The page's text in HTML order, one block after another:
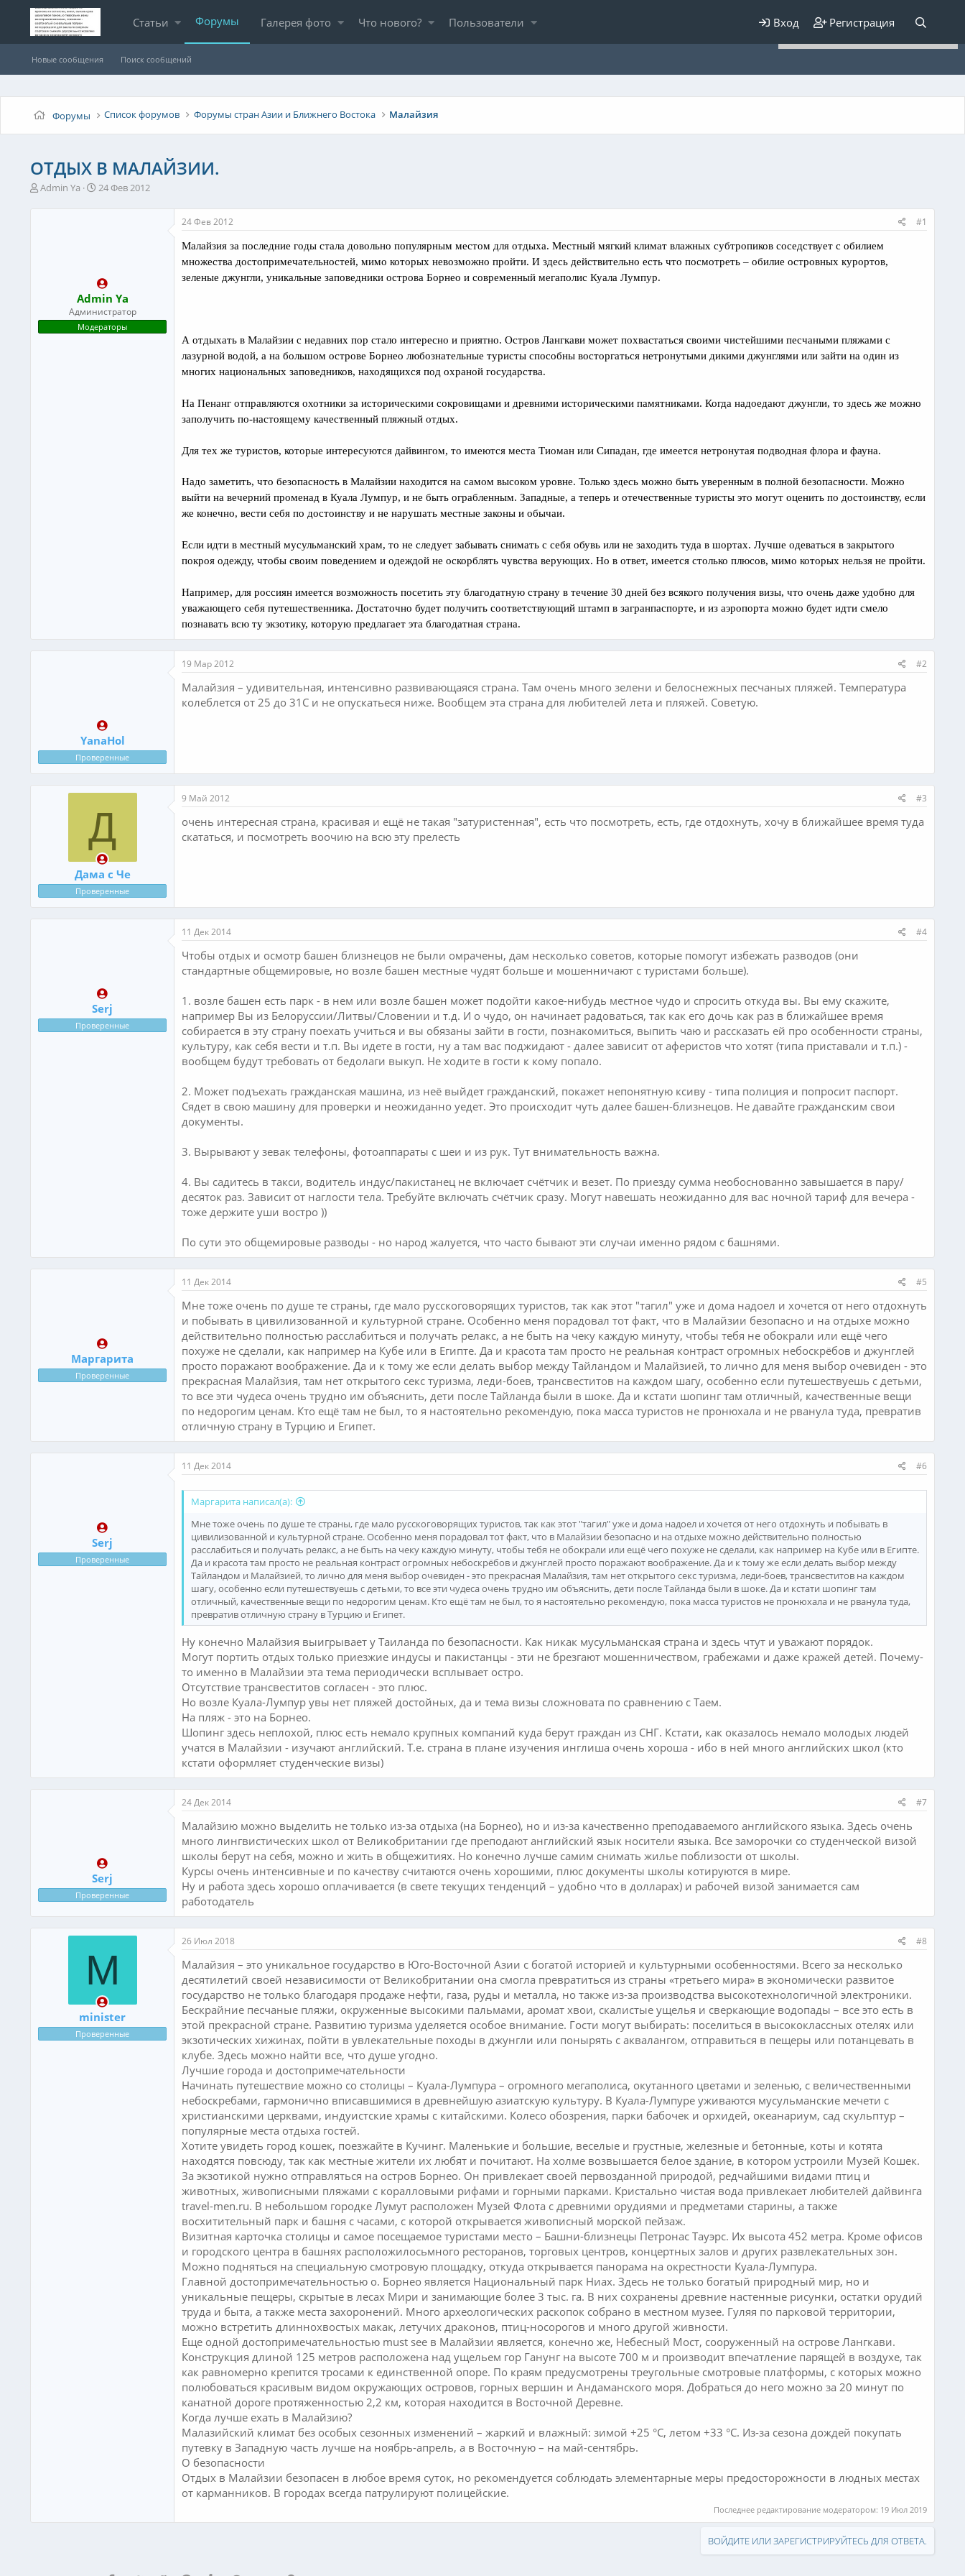
Статьи Форумы Галерея фото Что нового? Пользователи Вход Регистрация
Новые сообщения Поиск сообщений
Форумы Список форумов Форумы стран Азии и Ближнего Востока Малайзия
ОТДЫХ В МАЛАЙЗИИ.
А
т
Admin Ya
Д
т
а
л
а
24 Фев 2012
Admin Ya
Администратор
Модераторы
24 Фев 2012 #1
Малайзия за последние годы стала довольно популярным местом для отдыха. Местный мягкий климат влажных субтропиков соседствует с обилием
множества достопримечательностей, мимо которых невозможно пройти. И здесь действительно есть что посмотреть – обилие островных курортов,
зеленые джунгли, уникальные заповедники острова Борнео и современный мегаполис Куала Лумпур.
А отдыхать в Малайзии с недавних пор стало интересно и приятно. Остров Лангкави может похвастаться своими чистейшими песчаными пляжами с
лазурной водой, а на большом острове Борнео любознательные туристы способны восторгаться нетронутыми дикими джунглями или зайти на один из
многих национальных заповедников, находящихся под охраной государства.
На Пенанг отправляются охотники за историческими сокровищами и древними историческими памятниками. Когда надоедают джунгли, то здесь же можно
заполучить по-настоящему качественный пляжный отдых.
Для тех же туристов, которые интересуются дайвингом, то имеются места Тиоман или Сипадан, где имеется нетронутая подводная флора и фауна.
Надо заметить, что безопасность в Малайзии находится на самом высоком уровне. Только здесь можно быть уверенным в полной безопасности. Можно
выйти на вечерний променад в Куала Лумпур, и не быть ограбленным. Западные, а теперь и отечественные туристы это могут оценить по достоинству, если
же конечно, вести себя по достоинству и не нарушать местные законы и обычаи.
Если идти в местный мусульманский храм, то не следует забывать снимать с себя обувь или не заходить туда в шортах. Лучше одеваться в закрытого
покроя одежду, чтобы своим поведением и одеждой не оскорблять чувства верующих. Но в ответ, имеется столько плюсов, мимо которых нельзя не пройти.
Например, для россиян имеется возможность посетить эту благодатную страну в течение 30 дней без всякого получения визы, что очень даже удобно для
уважающего себя путешественника. Достаточно будет получить соответствующий штамп в загранпаспорте, и из аэропорта можно будет идти смело
познавать всю ту экзотику, которую предлагает эта благодатная страна.
YanaHol
Проверенные
19 Мар 2012 #2
Малайзия – удивительная, интенсивно развивающаяся страна. Там очень много зелени и белоснежных песчаных пляжей. Температура
колеблется от 25 до 31С и не опускатьеся ниже. Вообщем эта страна для любителей лета и пляжей. Советую.
Д
Дама с Че
Проверенные
9 Май 2012 #3
очень интересная страна, красивая и ещё не такая "затуристенная", есть что посмотреть, есть, где отдохнуть, хочу в ближайшее время туда
скататься, и посмотреть воочию на всю эту прелесть
Serj
Проверенные
11 Дек 2014 #4
Чтобы отдых и осмотр башен близнецов не были омрачены, дам несколько советов, которые помогут избежать разводов (они
стандартные общемировые, но возле башен местные чудят больше и мошенничают с туристами больше).
1. возле башен есть парк - в нем или возле башен может подойти какое-нибудь местное чудо и спросить откуда вы. Вы ему скажите,
например Вы из Белоруссии/Литвы/Словении и т.д. И о чудо, он начинает радоваться, так как его дочь как раз в ближайшее время
собирается в эту страну поехать учиться и вы обязаны зайти в гости, познакомиться, выпить чаю и рассказать ей про особенности страны,
культуру, как себя вести и т.п. Вы идете в гости, ну а там вас поджидают - далее зависит от аферистов что хотят (типа приставали и т.п.) -
вообщем будут требовать от бедолаги выкуп. Не ходите в гости к кому попало.
2. Может подъехать гражданская машина, из неё выйдет гражданский, покажет непонятную ксиву - типа полиция и попросит паспорт.
Сядет в свою машину для проверки и неожиданно уедет. Это происходит чуть далее башен-близнецов. Не давайте гражданским свои
документы.
3. Вырывают у зевак телефоны, фотоаппараты с шеи и из рук. Тут внимательность важна.
4. Вы садитесь в такси, водитель индус/пакистанец не включает счётчик и везет. По приезду сумма необоснованно завышается в пару/
десяток раз. Зависит от наглости тела. Требуйте включать счётчик сразу. Могут навешать неожиданно для вас ночной тариф для вечера -
тоже держите уши востро ))
По сути это общемировые разводы - но народ жалуется, что часто бывают эти случаи именно рядом с башнями.
Маргарита
Проверенные
11 Дек 2014 #5
Мне тоже очень по душе те страны, где мало русскоговорящих туристов, так как этот "тагил" уже и дома надоел и хочется от него отдохнуть
и побывать в цивилизованной и культурной стране. Особенно меня порадовал тот факт, что в Малайзии безопасно и на отдыхе можно
действительно полностью расслабиться и получать релакс, а не быть на чеку каждую минуту, чтобы тебя не обокрали или ещё чего
похуже не сделали, как например на Кубе или в Египте. Да и красота там просто не реальная контраст огромных небоскрёбов и джунглей
просто поражают воображение. Да и к тому же если делать выбор между Тайландом и Малайзией, то лично для меня выбор очевиден - это
прекрасная Малайзия, там нет открытого секс туризма, леди-боев, трансвеститов на каждом шагу, особенно если путешествуешь с детьми,
то все эти чудеса очень трудно им объяснить, дети после Тайланда были в шоке. Да и кстати шопинг там отличный, качественные вещи
по недорогим ценам. Кто ещё там не был, то я настоятельно рекомендую, пока масса туристов не пронюхала и не рванула туда, превратив
отличную страну в Турцию и Египет.
Serj
Проверенные
11 Дек 2014 #6
Маргарита написал(а):
Мне тоже очень по душе те страны, где мало русскоговорящих туристов, так как этот "тагил" уже и дома надоел и хочется от него отдохнуть и побывать в
цивилизованной и культурной стране. Особенно меня порадовал тот факт, что в Малайзии безопасно и на отдыхе можно действительно полностью
расслабиться и получать релакс, а не быть на чеку каждую минуту, чтобы тебя не обокрали или ещё чего похуже не сделали, как например на Кубе или в Египте.
Да и красота там просто не реальная контраст огромных небоскрёбов и джунглей просто поражают воображение. Да и к тому же если делать выбор между
Тайландом и Малайзией, то лично для меня выбор очевиден - это прекрасная Малайзия, там нет открытого секс туризма, леди-боев, трансвеститов на каждом
шагу, особенно если путешествуешь с детьми, то все эти чудеса очень трудно им объяснить, дети после Тайланда были в шоке. Да и кстати шопинг там
отличный, качественные вещи по недорогим ценам. Кто ещё там не был, то я настоятельно рекомендую, пока масса туристов не пронюхала и не рванула туда,
превратив отличную страну в Турцию и Египет.
Ну конечно Малайзия выигрывает у Таиланда по безопасности. Как никак мусульманская страна и здесь чтут и уважают порядок.
Могут портить отдых только приезжие индусы и пакистанцы - эти не брезгают мошенничеством, грабежами и даже кражей детей. Почему-
то именно в Малайзии эта тема периодически всплывает остро.
Отсутствие трансвеститов согласен - это плюс.
Но возле Куала-Лумпур увы нет пляжей достойных, да и тема визы сложновата по сравнению с Таем.
На пляж - это на Борнео.
Шопинг здесь неплохой, плюс есть немало крупных компаний куда берут граждан из СНГ. Кстати, как оказалось немало молодых людей
учатся в Малайзии - изучают английский. Т.е. страна в плане изучения инглиша очень хороша - ибо в ней много английских школ (кто
кстати оформляет студенческие визы)
Serj
Проверенные
24 Дек 2014 #7
Малайзию можно выделить не только из-за отдыха (на Борнео), но и из-за качественно преподаваемого английского языка. Здесь очень
много лингвистических школ от Великобритании где преподают английский язык носители языка. Все заморочки со студенческой визой
школы берут на себя, можно и жить в общежитиях. Но конечно лучше самим снимать жилье поблизости от школы.
Курсы очень интенсивные и по качеству считаются очень хорошими, плюс документы школы котируются в мире.
Ну и работа здесь хорошо оплачивается (в свете текущих тенденций – удобно что в долларах) и рабочей визой занимается сам
работодатель
M
minister
Проверенные
26 Июл 2018 #8
Малайзия – это уникальное государство в Юго-Восточной Азии с богатой историей и культурными особенностями. Всего за несколько
десятилетий своей независимости от Великобритании она смогла превратиться из страны «третьего мира» в экономически развитое
государство не только благодаря продаже нефти, газа, руды и металла, но также из-за производства высокотехнологичной электроники.
Бескрайние песчаные пляжи, окруженные высокими пальмами, аромат хвои, скалистые ущелья и сверкающие водопады – все это есть в
этой прекрасной стране. Развитию туризма уделяется особое внимание. Гости могут выбирать: поселиться в высококлассных отелях или
экзотических хижинах, пойти в увлекательные походы в джунгли или понырять с аквалангом, отправиться в пещеры или потанцевать в
клубе. Здесь можно найти все, что душе угодно.
Лучшие города и достопримечательности
Начинать путешествие можно со столицы – Куала-Лумпура – огромного мегаполиса, окутанного цветами и зеленью, с величественными
небоскребами, гармонично вписавшимися в древнейшую азиатскую культуру. В Куала-Лумпуре уживаются мусульманские мечети с
христианскими церквами, индуистские храмы с китайскими. Колесо обозрения, парки бабочек и орхидей, океанариум, сад скульптур –
популярные места отдыха гостей.
Хотите увидеть город кошек, поезжайте в Кучинг. Маленькие и большие, веселые и грустные, железные и бетонные, коты и котята
находятся повсюду, так как местные жители их любят и почитают. На холме возвышается белое здание, в котором устроили Музей Кошек.
За экзотикой нужно отправляться на остров Борнео. Он привлекает своей первозданной природой, редчайшими видами птиц и
животных, живописными пляжами с коралловыми рифами и горными парками. Кристально чистая вода привлекает любителей дайвинга
travel-men.ru. В небольшом городке Лумут расположен Музей Флота с древними орудиями и предметами старины, а также
восхитительный парк и башня с часами, с которой открывается живописный морской пейзаж.
Визитная карточка столицы и самое посещаемое туристами место – Башни-близнецы Петронас Тауэрс. Их высота 452 метра. Кроме офисов
и городского центра в башнях расположилосьмного ресторанов, торговых центров, концертных залов и других развлекательных зон.
Можно подняться на специальную смотровую площадку, откуда открывается панорама на окрестности Куала-Лумпура.
Главной достопримечательностью о. Борнео является Национальный парк Ниах. Здесь не только богатый природный мир, но и
уникальные пещеры, скрытые в лесах Мири и занимающие более 3 тыс. га. В них сохранены древние настенные рисунки, остатки орудий
труда и быта, а также места захоронений. Много археологических раскопок собрано в местном музее. Гуляя по парковой территории,
можно встретить длиннохвостых макак, летучих драконов, птиц-носорогов и много другой живности.
Еще одной достопримечательностью must see в Малайзии является, конечно же, Небесный Мост, сооруженный на острове Лангкави.
Конструкция длиной 125 метров расположена над ущельем гор Ганунг на высоте 700 м и производит впечатление парящей в воздухе, так
как равномерно крепится тросами к единственной опоре. По краям предусмотрены треугольные смотровые платформы, с которых можно
полюбоваться красивым видом окружающих островов, горных вершин и Андаманского моря. Добраться до него можно за 20 минут по
канатной дороге протяженностью 2,2 км, которая находится в Восточной Деревне.
Когда лучше ехать в Малайзию?
Малазийский климат без особых сезонных изменений – жаркий и влажный: зимой +25 °C, летом +33 °C. Из-за сезона дождей покупать
путевку в Западную часть лучше на ноябрь-апрель, а в Восточную – на май-сентябрь.
О безопасности
Отдых в Малайзии безопасен в любое время суток, но рекомендуется соблюдать элементарные меры предосторожности в людных местах
от карманников. В городах всегда патрулируют полицейские.
Последнее редактирование модератором: 19 Июл 2019
ВОЙДИТЕ ИЛИ ЗАРЕГИСТРИРУЙТЕСЬ ДЛЯ ОТВЕТА.
Для любых предложений по